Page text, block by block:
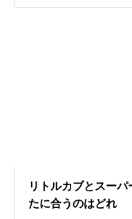
リトルカブとスー
たに合うのはどれ